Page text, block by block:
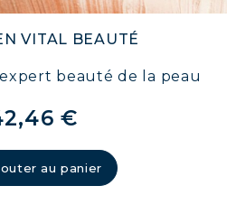
VITAL BEAUTÉ
beauté de la peau
€
au panier